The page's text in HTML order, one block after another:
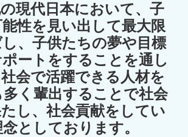
現代日本において、子
性を見い出して最大限
、子供たちの夢や目標
ートをすることを通し
会で活躍できる人材を
く輩出することで社会
し、社会貢献をしてい
としております。